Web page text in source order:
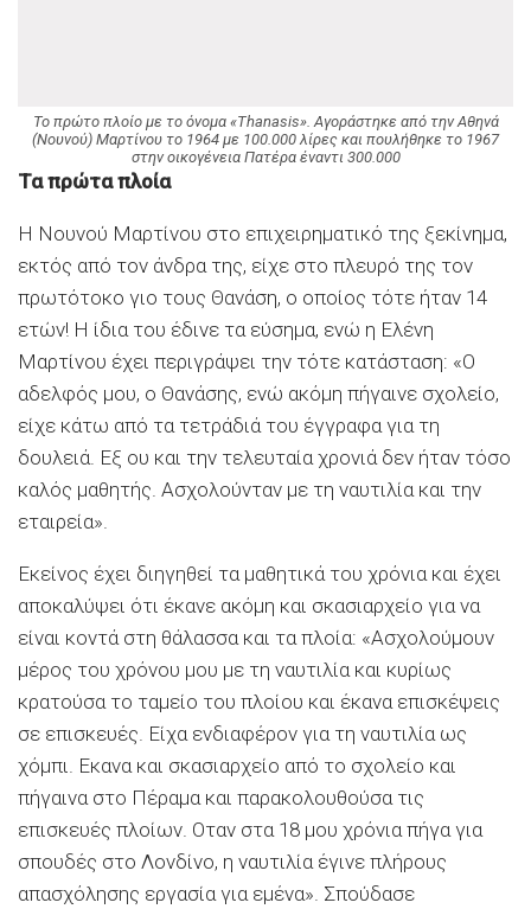
Το πρώτο πλοίο με το όνομα «Thanasis». Αγοράστηκε από την Αθηνά
(Νουνού) Μαρτίνου το 1964 με 100.000 λίρες και πουλήθηκε το 1967
στην οικογένεια Πατέρα έναντι 300.000
Τα πρώτα πλοία
Η Νουνού Μαρτίνου στο επιχειρηματικό της ξεκίνημα,
εκτός από τον άνδρα της, είχε στο πλευρό της τον
πρωτότοκο γιο τους Θανάση, ο οποίος τότε ήταν 14
ετών! Η ίδια του έδινε τα εύσημα, ενώ η Ελένη
Μαρτίνου έχει περιγράψει την τότε κατάσταση: «Ο
αδελφός μου, ο Θανάσης, ενώ ακόμη πήγαινε σχολείο,
είχε κάτω από τα τετράδιά του έγγραφα για τη
δουλειά. Εξ ου και την τελευταία χρονιά δεν ήταν τόσο
καλός μαθητής. Ασχολούνταν με τη ναυτιλία και την
εταιρεία».
Εκείνος έχει διηγηθεί τα μαθητικά του χρόνια και έχει
αποκαλύψει ότι έκανε ακόμη και σκασιαρχείο για να
είναι κοντά στη θάλασσα και τα πλοία: «Ασχολούμουν
μέρος του χρόνου μου με τη ναυτιλία και κυρίως
κρατούσα το ταμείο του πλοίου και έκανα επισκέψεις
σε επισκευές. Είχα ενδιαφέρον για τη ναυτιλία ως
χόμπι. Εκανα και σκασιαρχείο από το σχολείο και
πήγαινα στο Πέραμα και παρακολουθούσα τις
επισκευές πλοίων. Οταν στα 18 μου χρόνια πήγα για
σπουδές στο Λονδίνο, η ναυτιλία έγινε πλήρους
απασχόλησης εργασία για εμένα». Σπούδασε